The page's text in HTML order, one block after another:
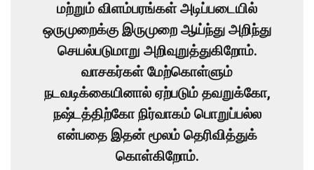
மற்றும் விளம்பரங்கள் அடிப்படையில்
ஒருமுறைக்கு இருமுறை ஆய்ந்து அறிந்து
செயல்படுமாறு அறிவுறுத்துகிறோம்.
வாசகர்கள் மேற்கொள்ளும்
நடவடிக்கையினால் ஏற்படும் தவறுக்கோ,
நஷ்டத்திற்கோ நிர்வாகம் பொறுப்பல்ல
என்பதை இதன் மூலம் தெரிவித்துக்
கொள்கிறோம்.